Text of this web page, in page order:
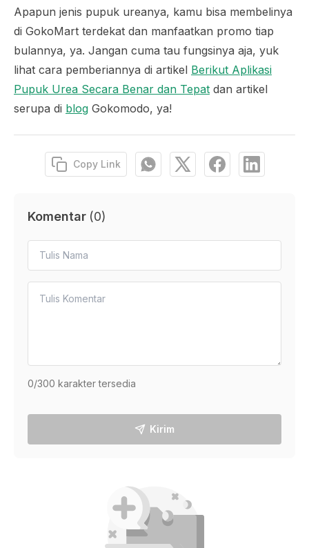
Apapun jenis pupuk ureanya, kamu bisa membelinya
di GokoMart terdekat dan manfaatkan promo tiap
bulannya, ya. Jangan cuma tau fungsinya aja, yuk
lihat cara pemberiannya di artikel Berikut Aplikasi
Pupuk Urea Secara Benar dan Tepat dan artikel
serupa di blog Gokomodo, ya!
Copy Link
Komentar (0)
0/300 karakter tersedia
Kirim